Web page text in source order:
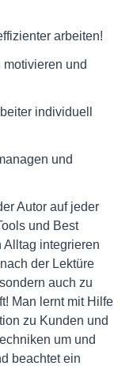
arbeiten!
und
individuell
und
Autor auf jeder
und Best
Alltag integrieren
der Lektüre
auch zu
Man lernt mit Hilfe
zu Kunden und
um und
beachtet ein